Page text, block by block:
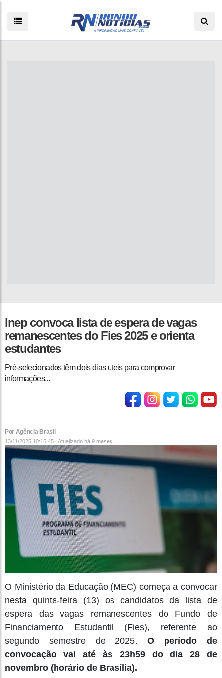
Inep convoca lista de espera de vagas
remanescentes do Fies 2025 e orienta
estudantes
Pré-selecionados têm dois dias uteis para comprovar
informações...
Por Agência Brasil
13/11/2025 10:16:45 - Atualizado há 9 meses
O Ministério da Educação (MEC) começa a convocar
nesta quinta-feira (13) os candidatos da lista de
espera das vagas remanescentes do Fundo de
Financiamento Estudantil (Fies), referente ao
segundo semestre de 2025.O período de
convocação vai até às 23h59 do dia 28 de
novembro (horário de Brasília).